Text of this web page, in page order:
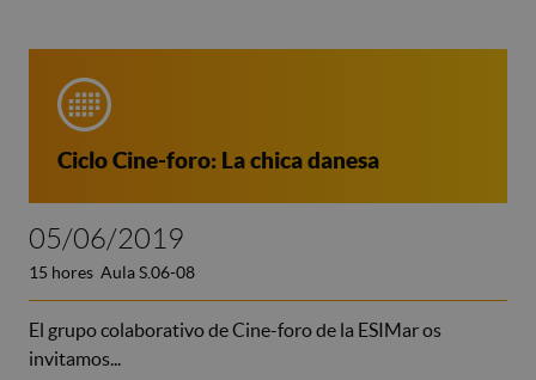
Ciclo Cine-foro: La chica danesa
05/06/2019
15 hores Aula S.06-08
El grupo colaborativo de Cine-foro de la ESIMar os
invitamos...